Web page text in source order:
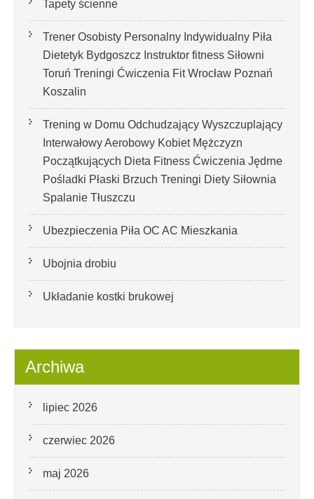
Tapety ścienne
Trener Osobisty Personalny Indywidualny Piła
Dietetyk Bydgoszcz Instruktor fitness Siłowni
Toruń Treningi Ćwiczenia Fit Wrocław Poznań
Koszalin
Trening w Domu Odchudzający Wyszczuplający
Interwałowy Aerobowy Kobiet Mężczyzn
Początkujących Dieta Fitness Ćwiczenia Jędrne
Pośladki Płaski Brzuch Treningi Diety Siłownia
Spalanie Tłuszczu
Ubezpieczenia Piła OC AC Mieszkania
Ubojnia drobiu
Układanie kostki brukowej
Archiwa
lipiec 2026
czerwiec 2026
maj 2026